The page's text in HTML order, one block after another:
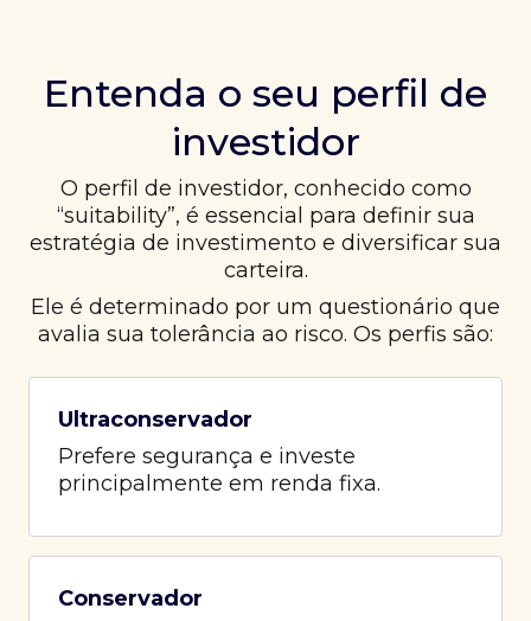
Entenda o seu perfil de
investidor
O perfil de investidor, conhecido como
“suitability”, é essencial para definir sua
estratégia de investimento e diversificar sua
carteira.
Ele é determinado por um questionário que
avalia sua tolerância ao risco. Os perfis são:
Ultraconservador
Prefere segurança e investe
principalmente em renda fixa.
Conservador